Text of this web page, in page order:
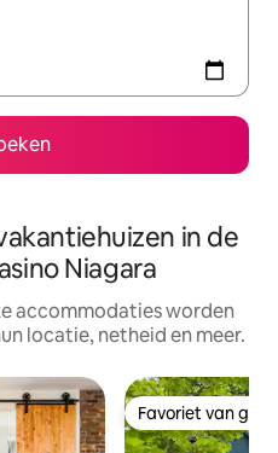
in de
Niagara
accommodaties worden
locatie, netheid en meer.
Favoriet van
Favoriet van